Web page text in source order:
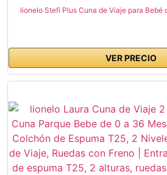
lionelo Stefi Plus Cuna de Viaje para Bebé
VER PRECIO